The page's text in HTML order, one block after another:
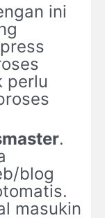
ini
perlu
.
blog
masukin